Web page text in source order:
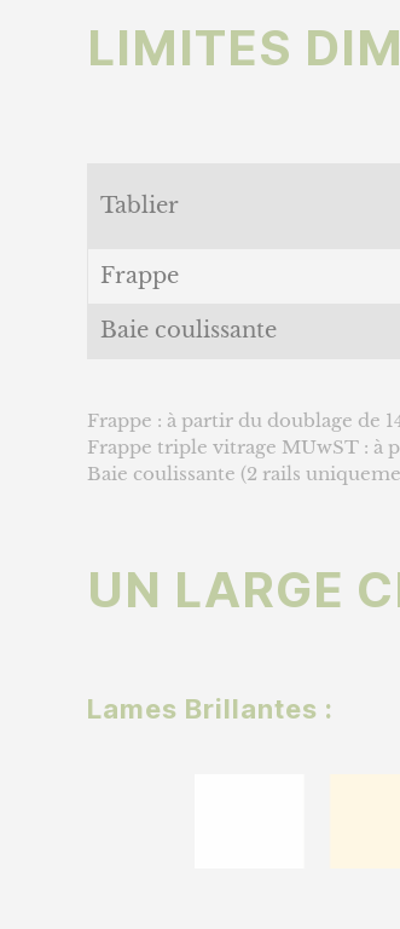
LIMITES
Tablier
Frappe
Baie coulissante
Frappe : à partir du doublage de
Frappe triple vitrage MUwST : à
Baie coulissante (2 rails
UN LARGE
Lames Brillantes :